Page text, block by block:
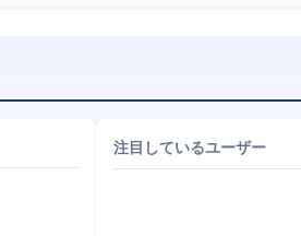
注目しているユーザー